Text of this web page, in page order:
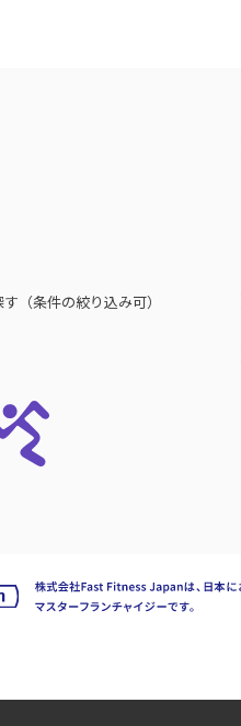
（条件の絞り込み可）